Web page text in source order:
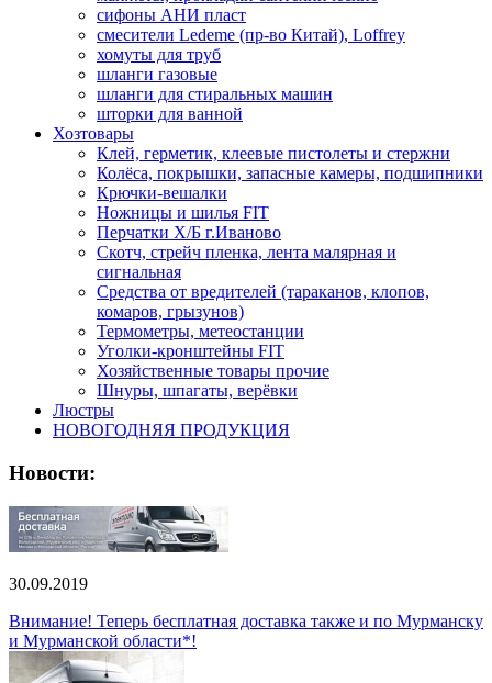
сифоны АНИ пласт
смесители Ledeme (пр-во Китай), Loffrey
хомуты для труб
шланги газовые
шланги для стиральных машин
шторки для ванной
Хозтовары
Клей, герметик, клеевые пистолеты и стержни
Колёса, покрышки, запасные камеры, подшипники
Крючки-вешалки
Ножницы и шилья FIT
Перчатки Х/Б г.Иваново
Скотч, стрейч пленка, лента малярная и
сигнальная
Средства от вредителей (тараканов, клопов,
комаров, грызунов)
Термометры, метеостанции
Уголки-кронштейны FIT
Хозяйственные товары прочие
Шнуры, шпагаты, верёвки
Люстры
НОВОГОДНЯЯ ПРОДУКЦИЯ
Новости:
30.09.2019
Внимание! Теперь бесплатная доставка также и по Мурманску
и Мурманской области*!